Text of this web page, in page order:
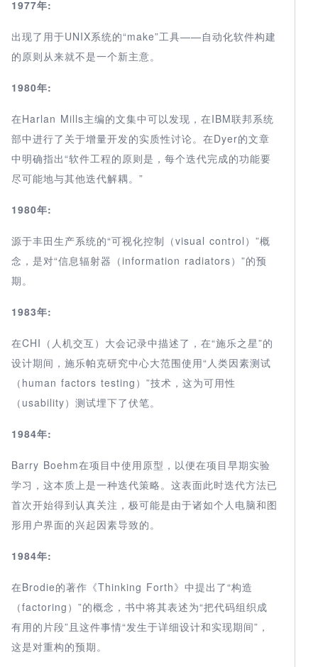
1977年:
出现了用于UNIX系统的“make”工具——自动化软件构建
的原则从来就不是一个新主意。
1980年:
在Harlan Mills主编的文集中可以发现，在IBM联邦系统
部中进行了关于增量开发的实质性讨论。在Dyer的文章
中明确指出“软件工程的原则是，每个迭代完成的功能要
尽可能地与其他迭代解耦。”
1980年:
源于丰田生产系统的“可视化控制（visual control）”概
念，是对“信息辐射器（information radiators）”的预
期。
1983年:
在CHI（人机交互）大会记录中描述了，在“施乐之星”的
设计期间，施乐帕克研究中心大范围使用“人类因素测试
（human factors testing）”技术，这为可用性
（usability）测试埋下了伏笔。
1984年:
Barry Boehm在项目中使用原型，以便在项目早期实验
学习，这本质上是一种迭代策略。这表面此时迭代方法已
首次开始得到认真关注，极可能是由于诸如个人电脑和图
形用户界面的兴起因素导致的。
1984年:
在Brodie的著作《Thinking Forth》中提出了“构造
（factoring）”的概念，书中将其表述为“把代码组织成
有用的片段”且这件事情“发生于详细设计和实现期间”，
这是对重构的预期。